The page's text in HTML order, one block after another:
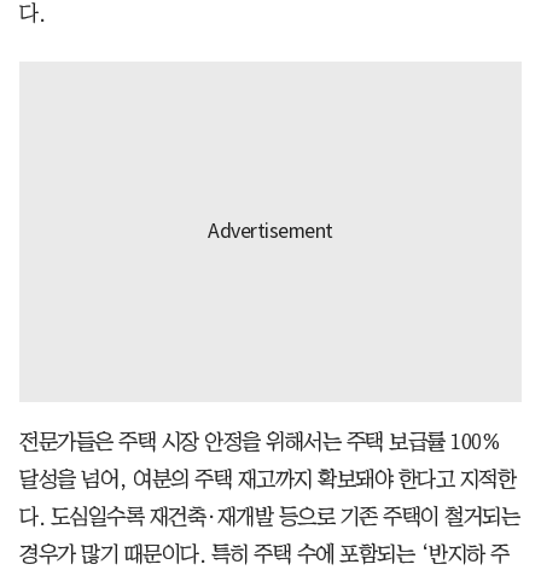
다.
전문가들은 주택 시장 안정을 위해서는 주택 보급률 100%
달성을 넘어, 여분의 주택 재고까지 확보돼야 한다고 지적한
다. 도심일수록 재건축·재개발 등으로 기존 주택이 철거되는
경우가 많기 때문이다. 특히 주택 수에 포함되는 ‘반지하 주